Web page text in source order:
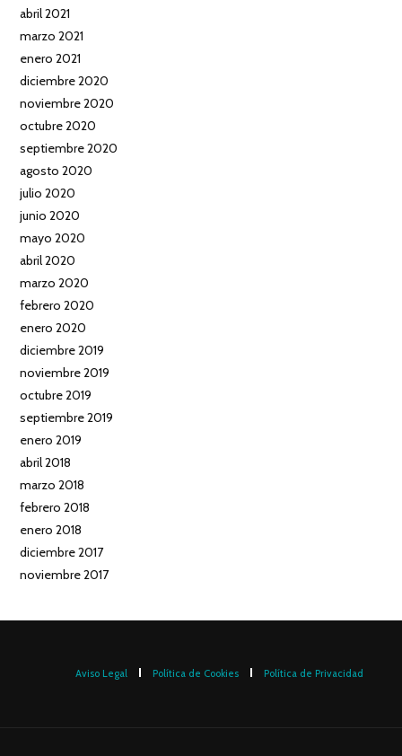
abril 2021
marzo 2021
enero 2021
diciembre 2020
noviembre 2020
octubre 2020
septiembre 2020
agosto 2020
julio 2020
junio 2020
mayo 2020
abril 2020
marzo 2020
febrero 2020
enero 2020
diciembre 2019
noviembre 2019
octubre 2019
septiembre 2019
enero 2019
abril 2018
marzo 2018
febrero 2018
enero 2018
diciembre 2017
noviembre 2017
Aviso Legal Política de Cookies Política de Privacidad